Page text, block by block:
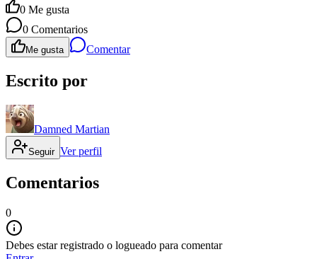
0 Me gusta
0 Comentarios
Me gusta Comentar
Escrito por
Damned Martian
Seguir Ver perfil
Comentarios
0
Debes estar registrado o logueado para comentar